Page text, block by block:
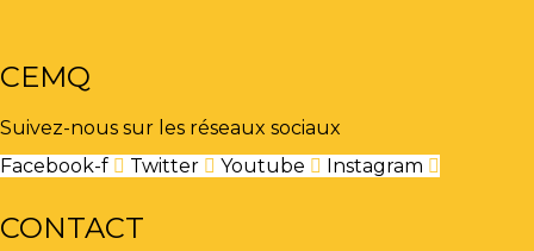
CEMQ
Suivez-nous sur les réseaux sociaux
Facebook-f
Twitter Youtube Instagram
CONTACT